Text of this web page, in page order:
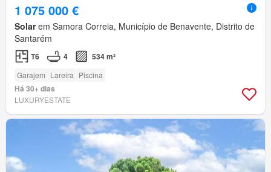
1 075 000 €
Solarem Samora Correia, Município de Benavente, Distrito de
Santarém
T6 4 534 m²
Garajem Lareira Piscina
Há 30+ dias
LUXURYESTATE